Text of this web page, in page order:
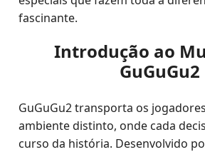
fascinante.
Introdução ao
GuGuGu2
GuGuGu2 transporta os
ambiente distinto, onde cada
curso da história. Desenvolvido